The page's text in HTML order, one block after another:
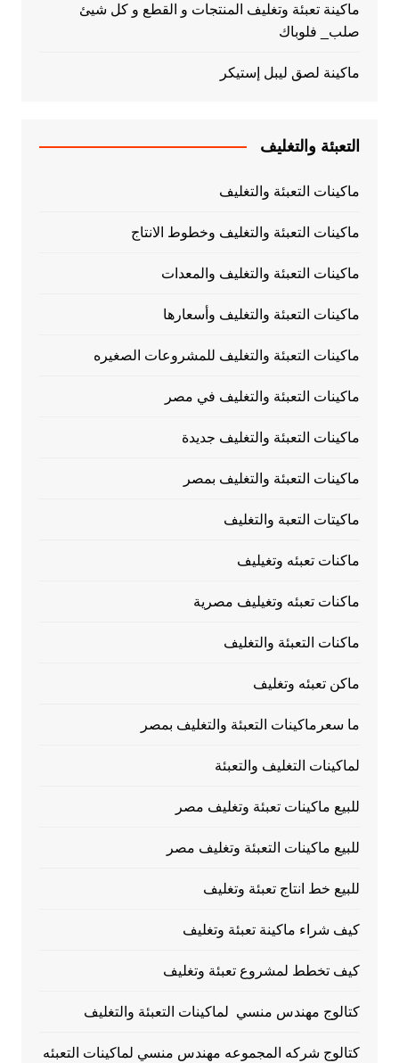
ماكينة تعبئة وتغليف المنتجات و القطع و كل شيئ
صلب_ فلوباك
ماكينة لصق ليبل إستيكر
التعبئة والتغليف
ماكينات التعبئة والتغليف
ماكينات التعبئة والتغليف وخطوط الانتاج
ماكينات التعبئة والتغليف والمعدات
ماكينات التعبئة والتغليف وأسعارها
ماكينات التعبئة والتغليف للمشروعات الصغيره
ماكينات التعبئة والتغليف في مصر
ماكينات التعبئة والتغليف جديدة
ماكينات التعبئة والتغليف بمصر
ماكيتات التعبة والتغليف
ماكنات تعبئه وتغيليف
ماكنات تعبئه وتغيليف مصرية
ماكنات التعبئة والتغليف
ماكن تعبئه وتغليف
ما سعرماكينات التعبئة والتغليف بمصر
لماكينات التغليف والتعبئة
للبيع ماكينات تعبئة وتغليف مصر
للبيع ماكينات التعبئة وتغليف مصر
للبيع خط انتاج تعبئة وتغليف
كيف شراء ماكينة تعبئة وتغليف
كيف تخطط لمشروع تعبئة وتغليف
كتالوج مهندس منسي لماكينات التعبئة والتغليف
كتالوج شركه المجموعه مهندس منسي لماكينات التعبئه